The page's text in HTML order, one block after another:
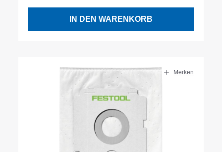
IN DEN WARENKORB
Merken